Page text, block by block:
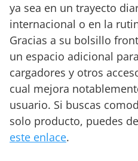
ya sea en un trayecto
internacional o en la
Gracias a su bolsillo
un espacio adicional
cargadores y otros
cual mejora
usuario. Si buscas
solo producto, puedes
este enlace.